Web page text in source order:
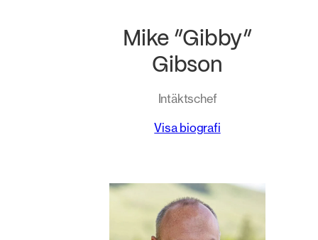
Mike ”Gibby”
Gibson
Intäktschef
Visa biografi